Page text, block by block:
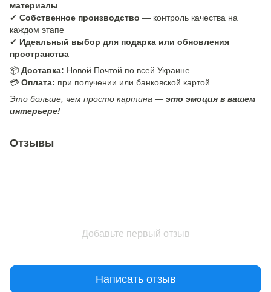
материалы
✔ Собственное производство — контроль качества на
каждом этапе
✔ Идеальный выбор для подарка или обновления
пространства
📦 Доставка: Новой Почтой по всей Украине
💳 Оплата: при получении или банковской картой
Это больше, чем просто картина — это эмоция в вашем
интерьере!
Отзывы
Добавьте первый отзыв
Написать отзыв